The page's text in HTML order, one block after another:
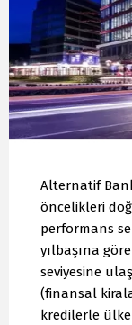
Alternatif
öncelikleri
performans
yılbaşına
seviyesine
(finansal
kredilerle ülke